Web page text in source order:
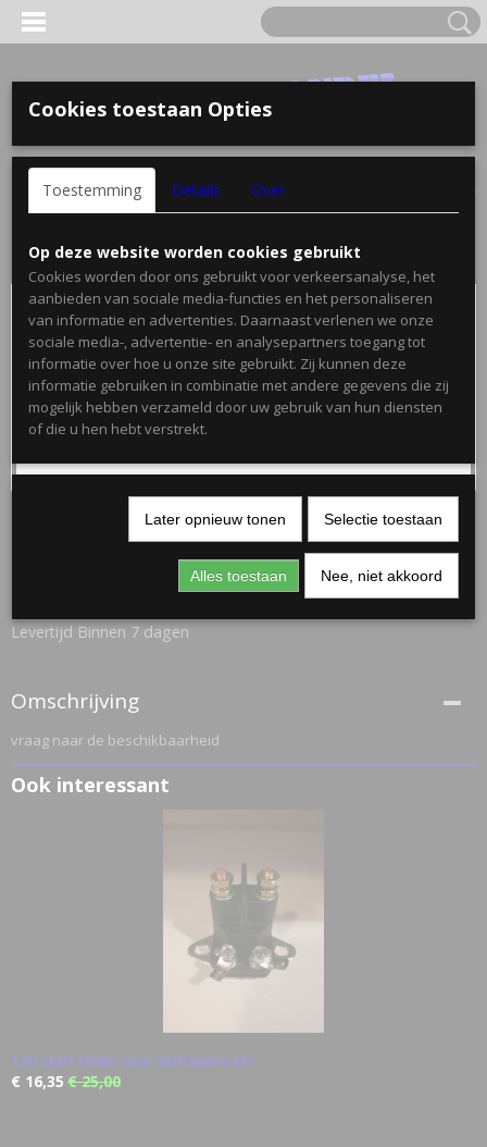
Inloggen Registreren
Home >Onderdelen >Accu's>zitmaaier accu 12V
zitmaaier accu 12V
Levertijd Binnen 7 dagen
Omschrijving
vraag naar de beschikbaarheid
Ook interessant
12V start relais voor zitmaaiers etc.
€ 16,35 € 25,00
Cookies toestaan Opties
Toestemming Details Over
Op deze website worden cookies gebruikt
Cookies worden door ons gebruikt voor verkeersanalyse, het
aanbieden van sociale media-functies en het personaliseren
van informatie en advertenties. Daarnaast verlenen we onze
sociale media-, advertentie- en analysepartners toegang tot
informatie over hoe u onze site gebruikt. Zij kunnen deze
informatie gebruiken in combinatie met andere gegevens die zij
mogelijk hebben verzameld door uw gebruik van hun diensten
of die u hen hebt verstrekt.
Later opnieuw tonen Selectie toestaan
Alles toestaan Nee, niet akkoord